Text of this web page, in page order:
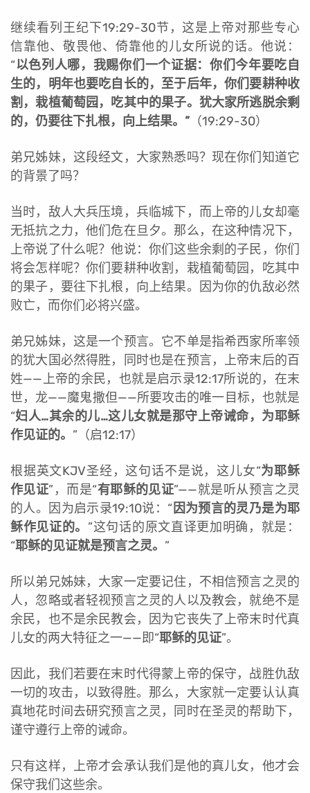
继续看列王纪下19:29-30节，这是上帝对那些专心
信靠他、敬畏他、倚靠他的儿女所说的话。他说：
“以色列人哪，我赐你们一个证据：你们今年要吃自
生的，明年也要吃自长的，至于后年，你们要耕种收
割，栽植葡萄园，吃其中的果子。犹大家所逃脱余剩
的，仍要往下扎根，向上结果。” （19:29-30）
弟兄姊妹，这段经文，大家熟悉吗？现在你们知道它
的背景了吗？
当时，敌人大兵压境，兵临城下，而上帝的儿女却毫
无抵抗之力，他们危在旦夕。那么，在这种情况下，
上帝说了什么呢？他说：你们这些余剩的子民，你们
将会怎样呢？你们要耕种收割，栽植葡萄园，吃其中
的果子，要往下扎根，向上结果。因为你的仇敌必然
败亡，而你们必将兴盛。
弟兄姊妹，这是一个预言。它不单是指希西家所率领
的犹大国必然得胜，同时也是在预言，上帝末后的百
姓——上帝的余民，也就是启示录12:17所说的，在末
世，龙——魔鬼撒但——所要攻击的唯一目标，也就是
“妇人…其余的儿…这儿女就是那守上帝诫命，为耶稣
作见证的。 ”（启12:17）
根据英文KJV圣经，这句话不是说，这儿女“为耶稣
作见证”，而是“有耶稣的见证”——就是听从预言之灵
的人。因为启示录19:10说：“ 因为预言的灵乃是为耶
稣作见证的。 ”这句话的原文直译更加明确，就是：
“耶稣的见证就是预言之灵。 ”
所以弟兄姊妹，大家一定要记住，不相信预言之灵的
人，忽略或者轻视预言之灵的人以及教会，就绝不是
余民，也不是余民教会，因为它丧失了上帝末时代真
儿女的两大特征之一——即“耶稣的见证”。
因此，我们若要在末时代得蒙上帝的保守，战胜仇敌
一切的攻击，以致得胜。那么，大家就一定要认认真
真地花时间去研究预言之灵，同时在圣灵的帮助下，
谨守遵行上帝的诫命。
只有这样，上帝才会承认我们是他的真儿女，他才会
保守我们这些余。